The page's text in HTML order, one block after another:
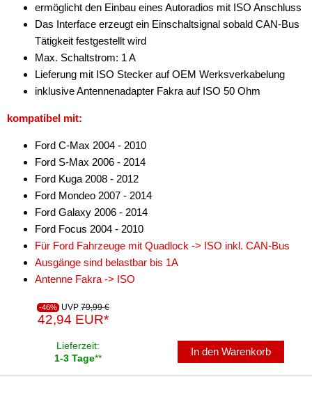
Antennenverstärker
Antennenzubehör
Aux-In-Adapter
für Alfa Romeo
für Audi
für BMW
für Chevrolet
für Chrysler
für Citroen
für Dodge
ermöglicht den Einbau eines Autoradios mit ISO Anschluss
Das Interface erzeugt ein Einschaltsignal sobald CAN-Bus
Tätigkeit festgestellt wird
Max. Schaltstrom: 1 A
Lieferung mit ISO Stecker auf OEM Werksverkabelung
inklusive Antennenadapter Fakra auf ISO 50 Ohm
kompatibel mit:
Ford C-Max 2004 - 2010
Ford S-Max 2006 - 2014
Ford Kuga 2008 - 2012
Ford Mondeo 2007 - 2014
Ford Galaxy 2006 - 2014
Ford Focus 2004 - 2010
Für Ford Fahrzeuge mit Quadlock -> ISO inkl. CAN-Bus
Ausgänge sind belastbar bis 1A
Antenne Fakra -> ISO
-46% UVP 79,99 €
42,94 EUR*
Lieferzeit:
1-3 Tage**
In den Warenkorb